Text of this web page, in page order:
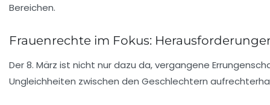
Bereichen.
Frauenrechte im Fokus:
Der8. März ist nicht nur dazu da, vergangene
Ungleichheiten zwischen den Geschlechtern